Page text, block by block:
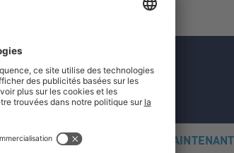
S'INSCRIRE MAINTENANT